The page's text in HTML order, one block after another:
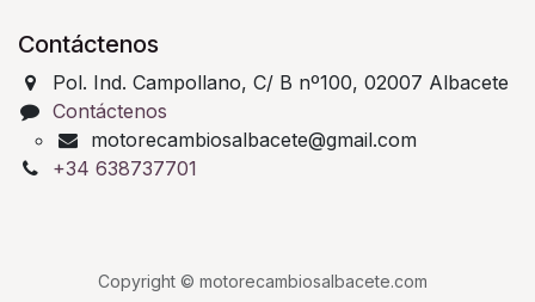
Contáctenos
Pol. Ind. Campollano, C/ B nº100, 02007 Albacete
Contáctenos
motorecambiosalbacete@gmail.com
+34 638737701
Copyright © motorecambiosalbacete.com